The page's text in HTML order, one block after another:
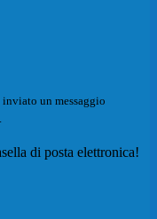
inviato un messaggio
di posta elettronica!